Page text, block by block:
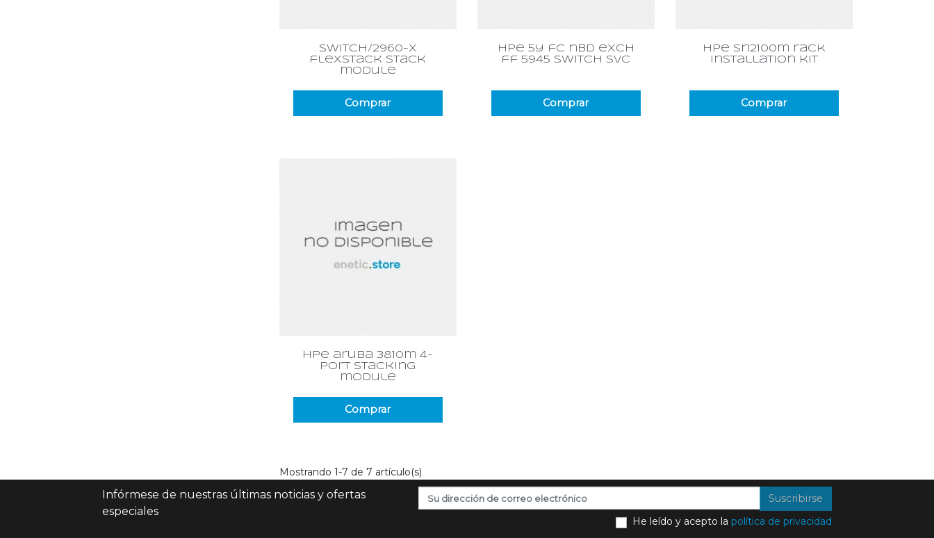
Vista rápida
switch/2960-x
flexstack stack
module
Comprar
 Vista rápida
hpe 5y fc nbd exch
ff 5945 switch svc
Comprar
Vista rápida
hpe sn2100m rack
installation kit
Comprar
Vista rápida
hpe aruba 3810m 4-
port stacking
module
Comprar
Mostrando 1-7 de 7 artículo(s)
Infórmese de nuestras últimas noticias y ofertas
especiales
Suscribirse
He leído y acepto la política de privacidad